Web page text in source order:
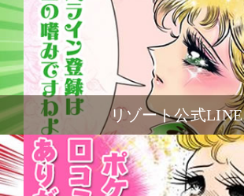
リゾート公式LINE